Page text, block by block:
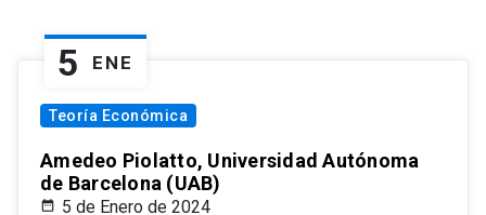
5 ENE
Teoría Económica
Amedeo Piolatto, Universidad Autónoma
de Barcelona (UAB)
5 de Enero de 2024